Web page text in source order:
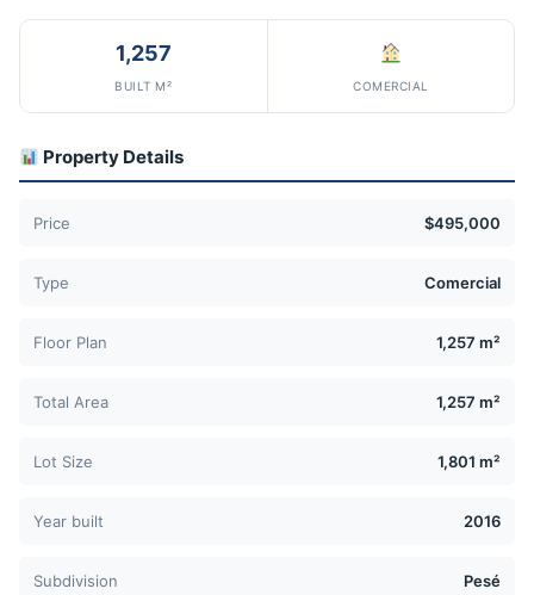
1,257
BUILT M² COMERCIAL
Property Details
Price $495,000
Type Comercial
Floor Plan 1,257 m²
Total Area 1,257 m²
Lot Size 1,801 m²
Year built 2016
Subdivision Pesé